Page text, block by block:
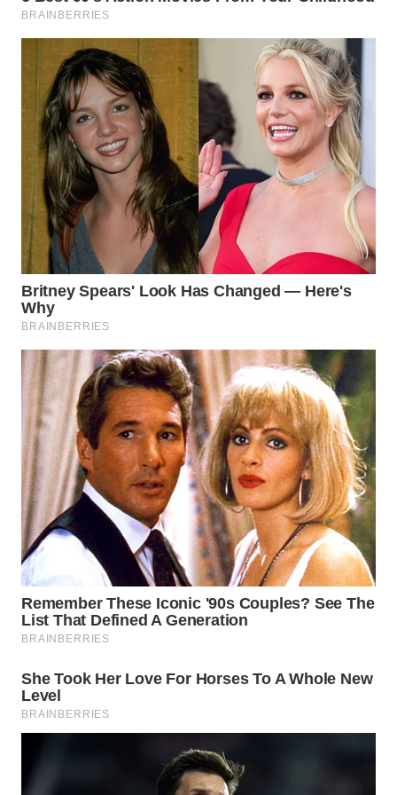
BEKASI
BOGOR
WN
DEPOK
WN
TAPANULI
UTARA
WN
SAMOSIR
WN
PADANG
LAWAS
WN
SUMEDANG
WN
CIANJUR
KEPULAUAN
SERIBU
WN
WN
BINJAI